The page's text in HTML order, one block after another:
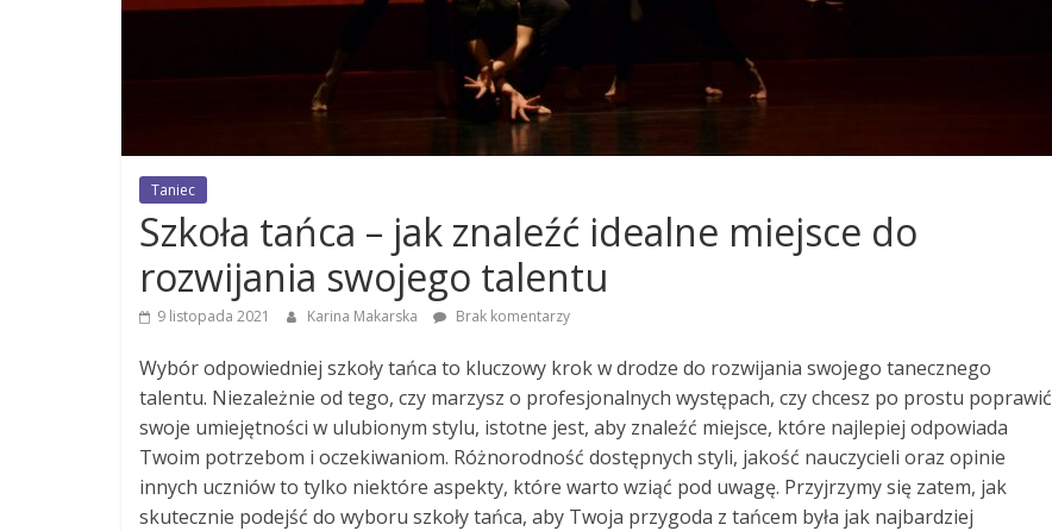
Taniec
Szkoła tańca – jak znaleźć idealne miejsce do
rozwijania swojego talentu
9 listopada 2021 Karina Makarska Brak komentarzy
Wybór odpowiedniej szkoły tańca to kluczowy krok w drodze do rozwijania swojego tanecznego
talentu. Niezależnie od tego, czy marzysz o profesjonalnych występach, czy chcesz po prostu poprawić
swoje umiejętności w ulubionym stylu, istotne jest, aby znaleźć miejsce, które najlepiej odpowiada
Twoim potrzebom i oczekiwaniom. Różnorodność dostępnych styli, jakość nauczycieli oraz opinie
innych uczniów to tylko niektóre aspekty, które warto wziąć pod uwagę. Przyjrzymy się zatem, jak
skutecznie podejść do wyboru szkoły tańca, aby Twoja przygoda z tańcem była jak najbardziej